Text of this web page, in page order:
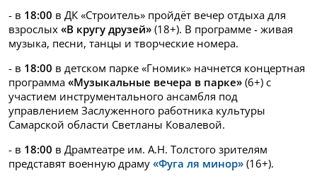
- в 18:00 в ДК «Строитель» пройдёт вечер отдыха для
взрослых «В кругу друзей» (18+). В программе - живая
музыка, песни, танцы и творческие номера.
- в 18:00 в детском парке «Гномик» начнется концертная
программа «Музыкальные вечера в парке» (6+) с
участием инструментального ансамбля под
управлением Заслуженного работника культуры
Самарской области Светланы Ковалевой.
- в 18:00 в Драмтеатре им. А.Н. Толстого зрителям
представят военную драму «Фуга ля минор» (16+).